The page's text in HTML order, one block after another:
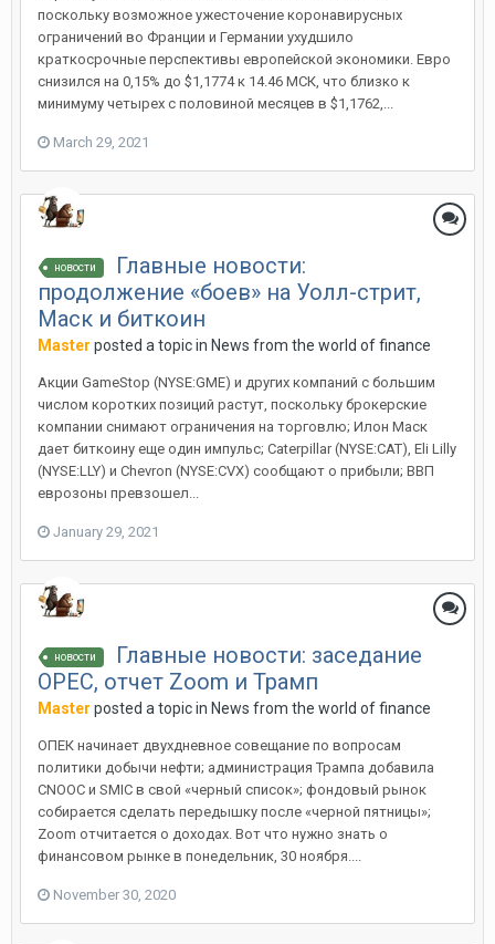
поскольку возможное ужесточение коронавирусных
ограничений во Франции и Германии ухудшило
краткосрочные перспективы европейской экономики. Евро
снизился на 0,15% до $1,1774 к 14.46 МСК, что близко к
минимуму четырех с половиной месяцев в $1,1762,...
March 29, 2021
новости
Главные новости:
продолжение «боев» на Уолл-стрит,
Маск и биткоин
Master posted a topic in News from the world of finance
Акции GameStop (NYSE:GME) и других компаний с большим
числом коротких позиций растут, поскольку брокерские
компании снимают ограничения на торговлю; Илон Маск
дает биткоину еще один импульс; Caterpillar (NYSE:CAT), Eli Lilly
(NYSE:LLY) и Chevron (NYSE:CVX) сообщают о прибыли; ВВП
еврозоны превзошел...
January 29, 2021
новости
Главные новости: заседание
OPEC, отчет Zoom и Трамп
Master posted a topic in News from the world of finance
ОПЕК начинает двухдневное совещание по вопросам
политики добычи нефти; администрация Трампа добавила
CNOOC и SMIC в свой «черный список»; фондовый рынок
собирается сделать передышку после «черной пятницы»;
Zoom отчитается о доходах. Вот что нужно знать о
финансовом рынке в понедельник, 30 ноября....
November 30, 2020